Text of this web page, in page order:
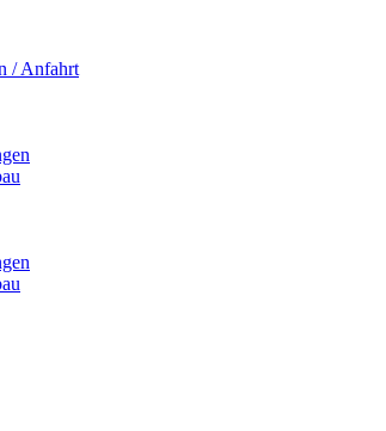
/ Anfahrt